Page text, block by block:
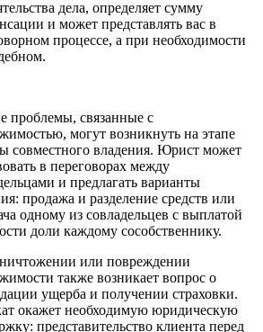
дела, определяет сумму
и может представлять вас в
процессе, а при необходимости
проблемы, связанные с
могут возникнуть на этапе
совместного владения. Юрист может
в переговорах между
и предлагать варианты
продажа и разделение средств или
одному из совладельцев с выплатой
доли каждому сособственнику.
или повреждении
также возникает вопрос о
ущерба и получении страховки.
окажет необходимую юридическую
представительство клиента перед